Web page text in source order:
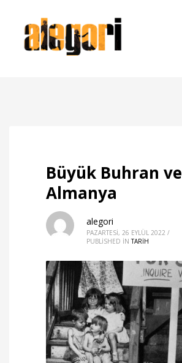
Büyük Buhran ve
Almanya
alegori
PAZARTESI, 26 EYLÜL 2022 /
PUBLISHED IN TARİH